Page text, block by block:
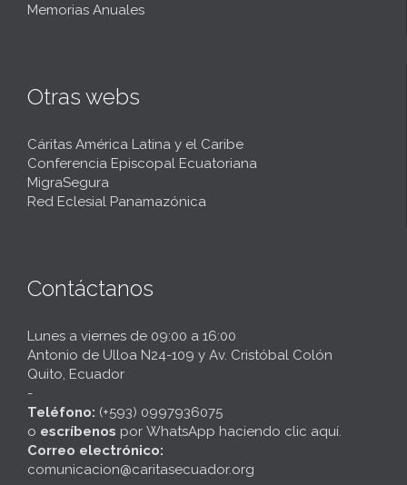
Memorias Anuales
Otras webs
Cáritas América Latina y el Caribe
Conferencia Episcopal Ecuatoriana
MigraSegura
Red Eclesial Panamazónica
Contáctanos
Lunes a viernes de 09:00 a 16:00
Antonio de Ulloa N24-109 y Av. Cristóbal Colón
Quito, Ecuador
-
Teléfono: (+593) 0997936075
o escríbenos por WhatsApp haciendo clic aquí
Correo electrónico:
comunicacion@caritasecuador.org